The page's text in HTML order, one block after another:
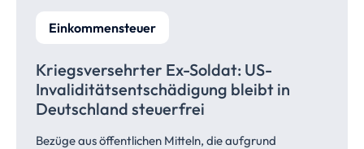
Einkommensteuer
Kriegsversehrter Ex-Soldat: US-
Invaliditätsentschädigung bleibt in
Deutschland steuerfrei
Bezüge aus öffentlichen Mitteln, die aufgrund